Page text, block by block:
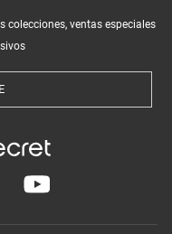
colecciones, ventas especiales